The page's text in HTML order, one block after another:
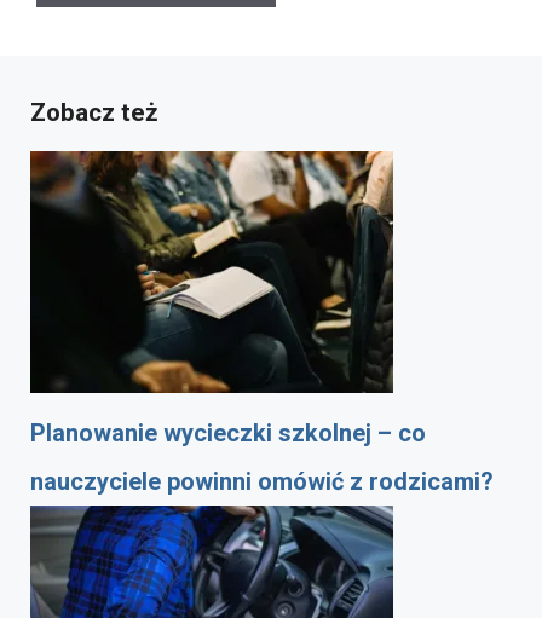
Zobacz też
Planowanie wycieczki szkolnej – co
nauczyciele powinni omówić z rodzicami?